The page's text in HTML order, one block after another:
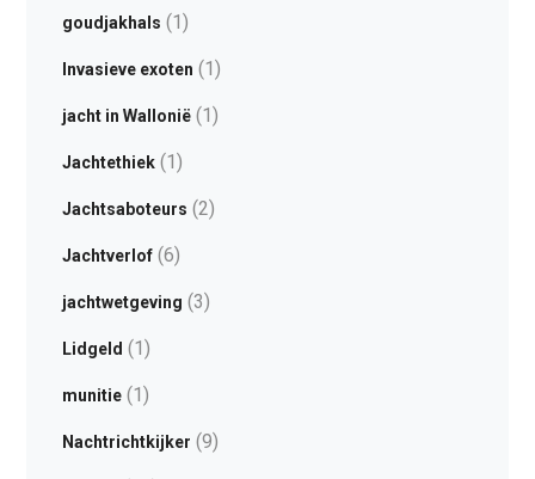
goudjakhals (1)
Invasieve exoten (1)
jacht in Wallonië(1)
Jachtethiek(1)
Jachtsaboteurs (2)
Jachtverlof(6)
jachtwetgeving (3)
Lidgeld (1)
munitie(1)
Nachtrichtkijker (9)